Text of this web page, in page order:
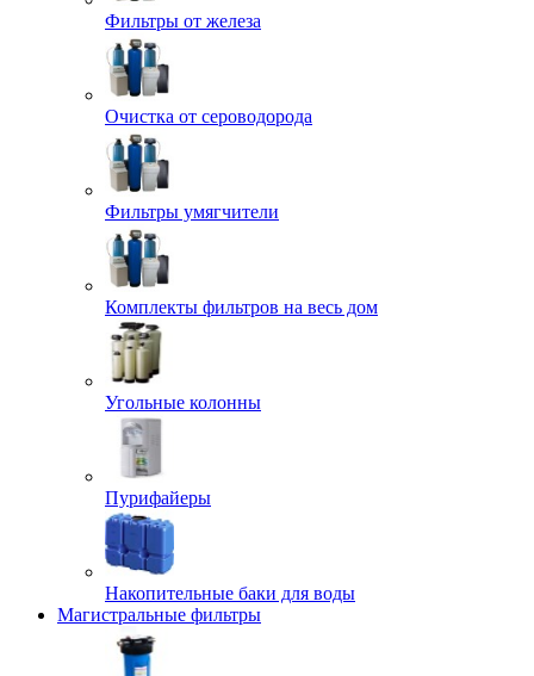
Фильтры от железа
Очистка от сероводорода
Фильтры умягчители
Комплекты фильтров на весь дом
Угольные колонны
Пурифайеры
Накопительные баки для воды
Магистральные фильтры